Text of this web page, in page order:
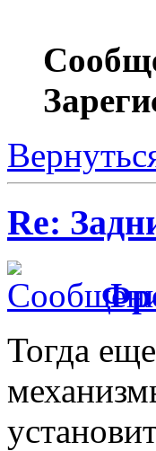
Re:
Тогда